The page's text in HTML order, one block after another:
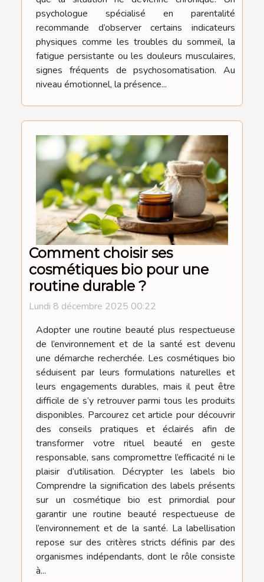
psychologue spécialisé en parentalité
recommande d’observer certains indicateurs
physiques comme les troubles du sommeil, la
fatigue persistante ou les douleurs musculaires,
signes fréquents de psychosomatisation. Au
niveau émotionnel, la présence...
Comment choisir ses
cosmétiques bio pour une
routine durable ?
Lundi 8 décembre 2025 00:22
Adopter une routine beauté plus respectueuse
de l’environnement et de la santé est devenu
une démarche recherchée. Les cosmétiques bio
séduisent par leurs formulations naturelles et
leurs engagements durables, mais il peut être
difficile de s’y retrouver parmi tous les produits
disponibles. Parcourez cet article pour découvrir
des conseils pratiques et éclairés afin de
transformer votre rituel beauté en geste
responsable, sans compromettre l’efficacité ni le
plaisir d’utilisation. Décrypter les labels bio
Comprendre la signification des labels présents
sur un cosmétique bio est primordial pour
garantir une routine beauté respectueuse de
l’environnement et de la santé. La labellisation
repose sur des critères stricts définis par des
organismes indépendants, dont le rôle consiste
à...